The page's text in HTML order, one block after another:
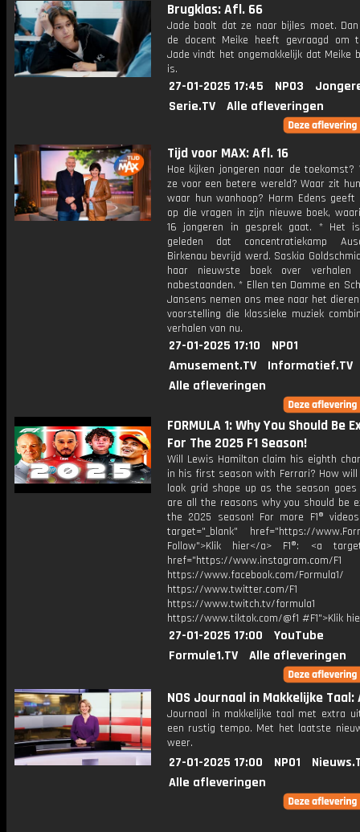
Brugklas: Afl. 66
Jade baalt dat ze naar bijles moet.
de docent Meike heeft gevraagd om
Jade vindt het ongemakkelijk dat Meike
is.
27-01-2025 17:45 NPO3
Serie.TV
Alle afleveringen
Tijd voor MAX: Afl. 16
Hoe kijken jongeren naar de toekomst?
ze voor een betere wereld? Waar zit
waar hun wanhoop? Harm Edens geeft
op die vragen in zijn nieuwe boek,
16 jongeren in gesprek gaat. * Het
geleden dat concentratiekamp
Birkenau bevrijd werd. Saskia
haar nieuwste boek over verhalen
nabestaanden. * Ellen ten Damme en
Jansens nemen ons mee naar het
voorstelling die klassieke muziek
verhalen van nu.
27-01-2025 17:10
NPO1
Amusement.TV
Informatief.TV
Alle afleveringen
FORMULA 1: Why You Should Be
For The 2025 F1 Season!
Will Lewis Hamilton claim his eighth
in his first season with Ferrari? How
look grid shape up as the season goes
are all the reasons why you should be
the 2025 season! For more F1®
target="_blank" href="https://
Follow">Klik hier</a> F1®: <a
href="https://www.instagram.com/F1
https://www.facebook.com/Formula1/
https://www.twitter.com/F1
https://www.twitch.tv/formula1
https://www.tiktok.com/@f1 #F1">Klik
27-01-2025 17:00
YouTube
Formule1.TV
Alle afleveringen
NOS Journaal in Makkelijke Taal:
Journaal in makkelijke taal met extra
een rustig tempo. Met het laatste
weer.
27-01-2025 17:00 NPO1
Alle afleveringen